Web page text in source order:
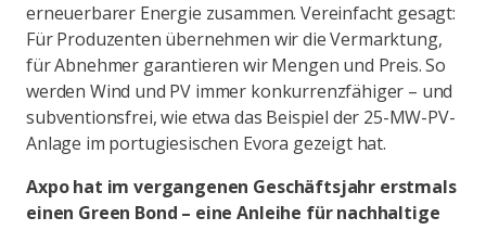
erneuerbarer Energie zusammen. Vereinfacht gesagt:
Für Produzenten übernehmen wir die Vermarktung,
für Abnehmer garantieren wir Mengen und Preis. So
werden Wind und PV immer konkurrenzfähiger – und
subventionsfrei, wie etwa das Beispiel der 25-MW-PV-
Anlage im portugiesischen Evora gezeigt hat.
Axpo hat im vergangenen Geschäftsjahr erstmals
einen Green Bond – eine Anleihe für nachhaltige